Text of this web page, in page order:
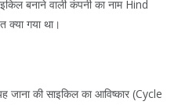
बनाने वाली कंपनी का नाम Hind
क्या गया था।
की साइकिल का आविष्कार (Cycle